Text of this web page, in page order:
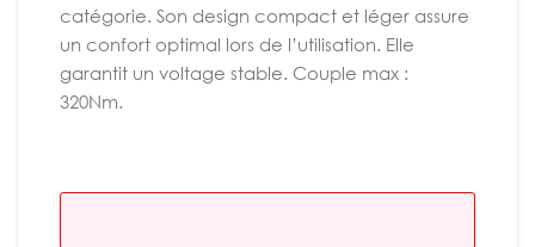
catégorie. Son design compact et léger assure
un confort optimal lors de l’utilisation. Elle
garantit un voltage stable. Couple max :
320Nm.